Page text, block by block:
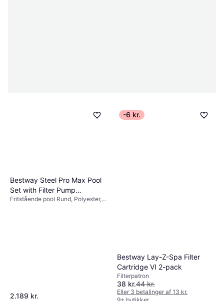
Bestway Steel Pro Max Pool
Set with Filter Pump
Ø3.66x0.76m
Fritstående pool Rund, Polyester,
2.189 kr.
-6 kr.
Bestway Lay-Z-Spa Filter
Cartridge VI 2-pack
Filterpatron
38 kr.44 kr.
Eller 3 betalinger af 13 kr.